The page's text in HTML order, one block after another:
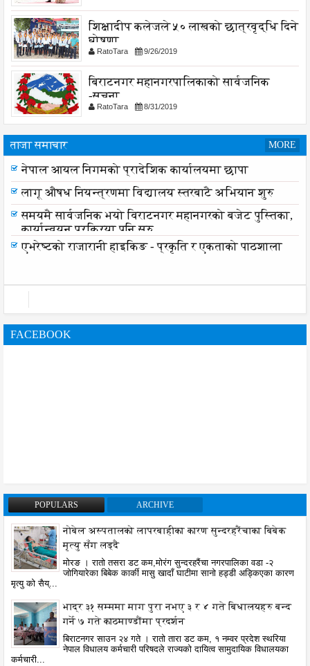
शिक्षादीप कलेजले ५० लाखको छात्रवृद्धि दिने
घोषणा
RatoTara 9/26/2019
बिराटनगर महानगरपालिकाको सार्वजनिक
-सुचना
RatoTara 8/31/2019
ताजा समाचार MORE
नेपाल आयल निगमको प्रादेशिक कार्यालयमा छापा
लागू औषध नियन्त्रणमा विद्यालय स्तरबाटै अभियान शुरु
समयमै सार्वजनिक भयो विराटनगर महानगरको बजेट पुस्तिका,
कार्यान्वयन प्रक्रिया पनि सुरु
एभरेष्टको राजारानी हाइकिङ - प्रकृति र एकताको पाठशाला
FACEBOOK
POPULARS ARCHIVE
नोबेल अस्पतालको लापरबाहीका कारण सुन्दरहरैंचाका बिबेक
मृत्यु सँग लड्दै
मोरङ । रातो तसरा डट कम,मोरंग सुन्दरहरैंचा नगरपालिका वडा -२
जोगियारेका बिबेक कार्की मासु खादाँ घाटीमा सानो हड्डी अड्किएका कारण
मृत्यु को सैय्...
भाद्र ३१ सम्ममा माग पुरा नभए ३ र ४ गते बिधालयहरु बन्द
गर्ने ७ गते काठमाण्डौंमा प्रदर्शन
बिराटनगर साउन २४ गते । रातो तारा डट कम, १ नम्वर प्रदेश स्थरिया
नेपाल विधालय कर्मचारी परिषदले राज्यको दायित्व सामुदायिक विधालयका
कर्मचारी...